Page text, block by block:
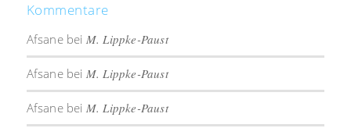
Kommentare
Afsanebei M. Lippke-Paust
Afsanebei M. Lippke-Paust
Afsanebei M. Lippke-Paust